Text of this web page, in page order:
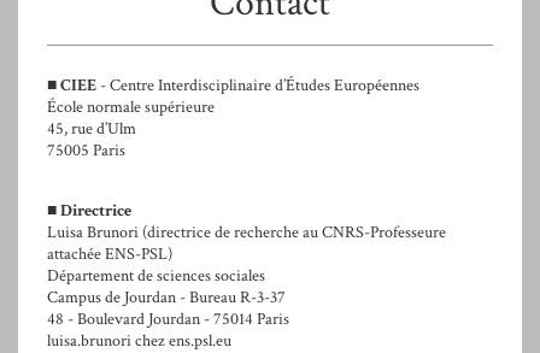
■CIEE - Centre Interdisciplinaire d’Études Européennes
École normale supérieure
45, rue d’Ulm
75005 Paris
■Directrice
Luisa Brunori (directrice de recherche au CNRS-Professeure
attachée ENS-PSL)
Département de sciences sociales
Campus de Jourdan - Bureau R-3-37
48 - Boulevard Jourdan - 75014 Paris
luisa.brunorichezens.psl.eu